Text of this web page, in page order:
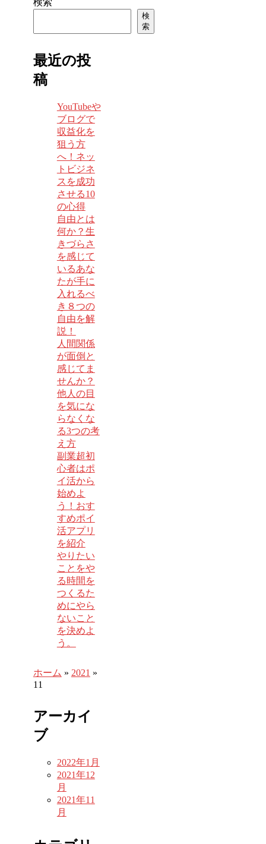
検索
検
索
最近の投
稿
YouTubeや
ブログで
収益化を
狙う方
へ！ネッ
トビジネ
スを成功
させる10
の心得
自由とは
何か？生
きづらさ
を感じて
いるあな
たが手に
入れるべ
き８つの
自由を解
説！
人間関係
が面倒と
感じてま
せんか？
他人の目
を気にな
らなくな
る3つの考
え方
副業超初
心者はポ
イ活から
始めよ
う！おす
すめポイ
活アプリ
を紹介
やりたい
ことをや
る時間を
つくるた
めにやら
ないこと
を決めよ
う。
ホーム » 2021 »
11
アーカイ
ブ
2022年1月
2021年12
月
2021年11
月